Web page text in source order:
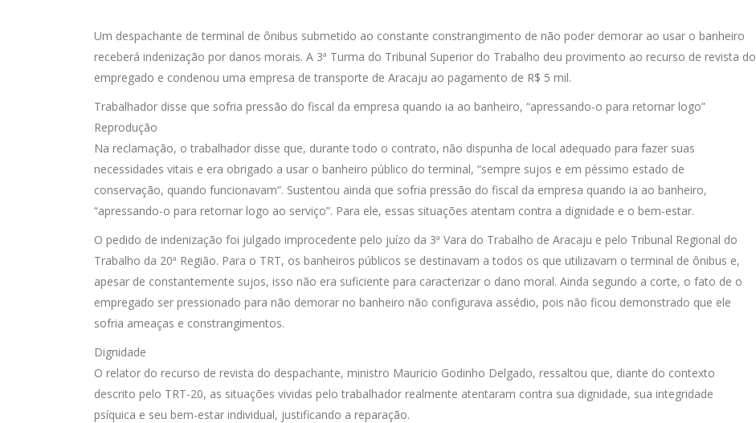
Um despachante de terminal de ônibus submetido ao constante constrangimento de não poder demorar ao usar o banheiro
receberá indenização por danos morais. A 3ª Turma do Tribunal Superior do Trabalho deu provimento ao recurso de revista do
empregado e condenou uma empresa de transporte de Aracaju ao pagamento de R$ 5 mil.
Trabalhador disse que sofria pressão do fiscal da empresa quando ia ao banheiro, “apressando-o para retornar logo”
Reprodução
Na reclamação, o trabalhador disse que, durante todo o contrato, não dispunha de local adequado para fazer suas
necessidades vitais e era obrigado a usar o banheiro público do terminal, “sempre sujos e em péssimo estado de
conservação, quando funcionavam”. Sustentou ainda que sofria pressão do fiscal da empresa quando ia ao banheiro,
“apressando-o para retornar logo ao serviço”. Para ele, essas situações atentam contra a dignidade e o bem-estar.
O pedido de indenização foi julgado improcedente pelo juízo da 3ª Vara do Trabalho de Aracaju e pelo Tribunal Regional do
Trabalho da 20ª Região. Para o TRT, os banheiros públicos se destinavam a todos os que utilizavam o terminal de ônibus e,
apesar de constantemente sujos, isso não era suficiente para caracterizar o dano moral. Ainda segundo a corte, o fato de o
empregado ser pressionado para não demorar no banheiro não configurava assédio, pois não ficou demonstrado que ele
sofria ameaças e constrangimentos.
Dignidade
O relator do recurso de revista do despachante, ministro Mauricio Godinho Delgado, ressaltou que, diante do contexto
descrito pelo TRT-20, as situações vividas pelo trabalhador realmente atentaram contra sua dignidade, sua integridade
psíquica e seu bem-estar individual, justificando a reparação.